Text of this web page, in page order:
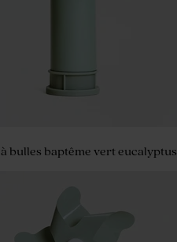
bulles baptême vert eucalyptus